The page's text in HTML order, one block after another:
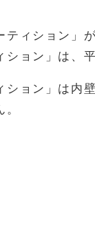
ティション」
ション」は、
ション」は内